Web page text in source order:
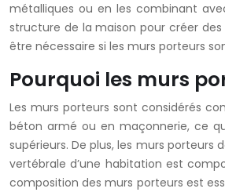
métalliques ou en les combinant
structure de la maison pour créer
être nécessaire si les murs porteurs
Pourquoi les murs
Les murs porteurs sont considérés
béton armé ou en maçonnerie, ce
supérieurs. De plus, les murs
vertébrale d’une habitation est
composition des murs porteurs est